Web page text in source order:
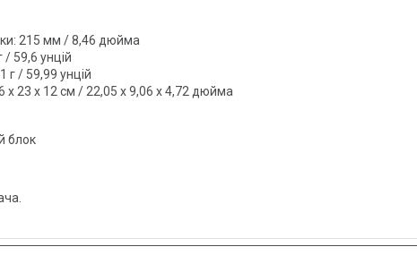
215 мм / 8,46 дюйма
/ 59,6 унцій
г / 59,99 унцій
х 23 х 12 см / 22,05 х 9,06 х 4,72 дюйма
блок